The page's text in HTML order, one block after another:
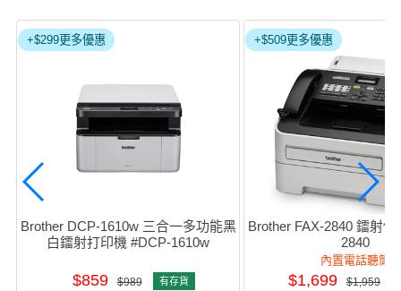
+$299更多優惠
Brother DCP-1610w 三合一多功能黑
白鐳射打印機 #DCP-1610w
$859 $989 有存貨
+$509更多優惠
Brother FAX-2840 鐳射傳
2840
內置電話聽筒
$1,699 $1,959